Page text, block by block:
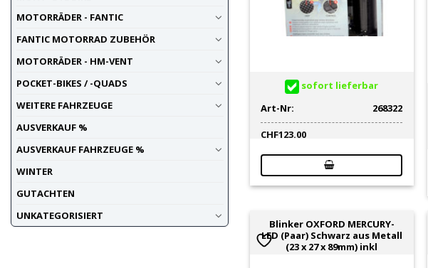
MOTORRÄDER - FANTIC
FANTIC MOTORRAD ZUBEHÖR
MOTORRÄDER - HM-VENT
POCKET-BIKES / -QUADS
WEITERE FAHRZEUGE
AUSVERKAUF %
AUSVERKAUF FAHRZEUGE %
WINTER
GUTACHTEN
UNKATEGORISIERT
sofort lieferbar
Art-Nr:
268322
CHF123.00
Blinker OXFORD MERCURY-
LED (Paar) Schwarz aus Metall
(23 x 27 x 89mm) inkl